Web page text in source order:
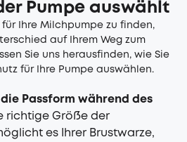
Pumpe auswählt
für Ihre Milchpumpe zu finden,
auf Ihrem Weg zum
Sie uns herausfinden, wie Sie
für Ihre Pumpe auswählen.
Passform während des
richtige Größe der
es Ihrer Brustwarze,